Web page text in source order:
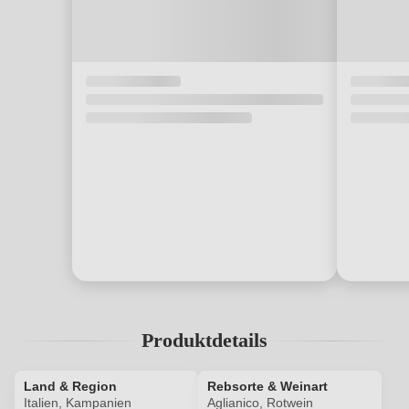
Produktdetails
Land & Region
Italien, Kampanien
Rebsorte & Weinart
Aglianico, Rotwein